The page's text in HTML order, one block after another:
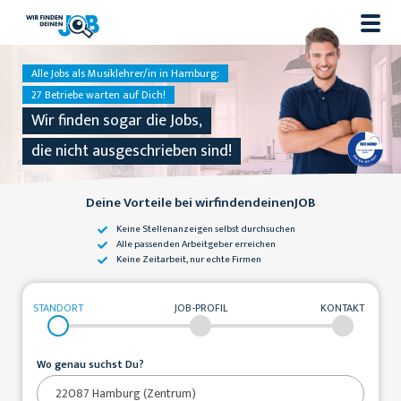
Alle Jobs als Musiklehrer/in in Hamburg:
27 Betriebe warten auf Dich!
Wir finden sogar die Jobs,
die nicht ausgeschrieben sind!
Deine Vorteile bei wirfindendeinenJOB
Keine Stellenanzeigenselbst durchsuchen
Alle passendenArbeitgeber erreichen
Keine Zeitarbeit,nur echte Firmen
STANDORT JOB-PROFIL KONTAKT
Wo genau suchst Du?